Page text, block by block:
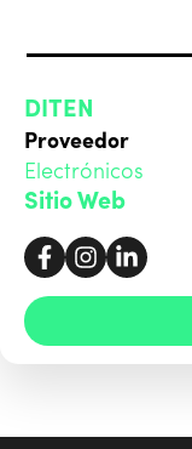
DITEN
Proveedor
Electrónicos
Sitio Web